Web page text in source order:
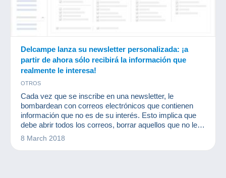
Delcampe lanza su newsletter personalizada: ¡a
partir de ahora sólo recibirá la información que
realmente le interesa!
OTROS
Cada vez que se inscribe en una newsletter, le
bombardean con correos electrónicos que contienen
información que no es de su interés. Esto implica que
debe abrir todos los correos, borrar aquellos que no le
interesan y guardar los que le resultan relevantes. Y en
8 March 2018